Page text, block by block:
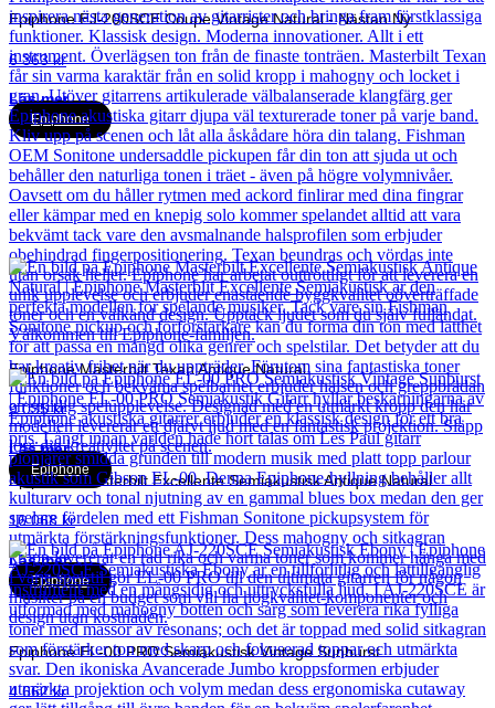
Epiphone EJ-200SCE Coupe Vintage Natural - Nästan Ny
6 363kr
Läs mer
Epiphone
Epiphone Masterbilt Texan Antique Natural
9 035kr
Läs mer
Epiphone
Epiphone Masterbilt Excellente Semiakustisk Antique Natural
16 068kr
Läs mer
Epiphone
Epiphone EL-00 PRO Semiakustisk Vintage Sunburst
4 662kr